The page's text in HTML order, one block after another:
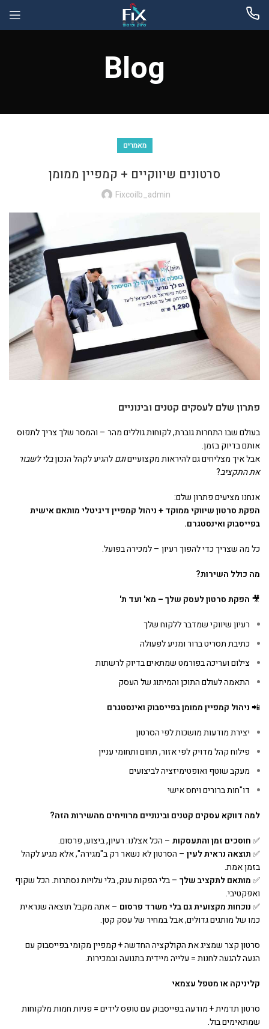
Blog
מאמרים
סרטונים שיווקיים + קמפיין ממומן
Fixcoilb_admin
פתרון שלם לעסקים קטנים ובינוניים
בעולם שבו התחרות גוברת, לקוחות גוללים מהר – והמסר שלך צריך לתפוס
אותם בדיוק בזמן.
אבל איך מצליחים גם להיראות מקצועייםוגםלהגיע לקהל הנכוןבלי לשבור
את התקציב?
אנחנו מציעים פתרון שלם:
הפקת סרטון שיווקי ממוקד + ניהול קמפיין דיגיטלי מותאם אישית
בפייסבוק ואינסטגרם.
כל מה שצריך כדי להפוך רעיון – למכירה בפועל.
מה כולל השירות?
🎥 הפקת סרטון לעסק שלך – מא' ועד ת'
רעיון שיווקי שמדבר ללקוח שלך
כתיבת תסריט ברור ומניע לפעולה
צילום ועריכה בפורמט שמתאים בדיוק לרשתות
התאמה לעולם התוכן והמיתוג של העסק
📲ניהול קמפיין ממומן בפייסבוק ואינסטגרם
יצירת מודעות מושכות לפי הסרטון
פילוח קהל מדויק לפי אזור, תחום ותחומי עניין
מעקב שוטף ואופטימיזציה לביצועים
דו"חות ברורים ויחס אישי
למה דווקא עסקים קטנים ובינוניים מרוויחים מהשירות הזה?
✅חוסכים זמן והתעסקות – הכל אצלנו: רעיון, ביצוע, פרסום.
✅תוצאה נראית לעין – הסרטון לא נשאר רק ב"מגירה", אלא מגיע לקהל
בזמן אמת.
✅מותאם לתקציב שלך – בלי הפקות ענק, בלי עלויות נסתרות. הכל שקוף
ואפקטיבי.
✅נוכחות מקצועית גם בלי משרד פרסום – אתה מקבל תוצאה שנראית
כמו של מותגים גדולים, אבל במחיר של עסק קטן.
סרטון קצר שמציג את הקולקציה החדשה + קמפיין מקומי בפייסבוק עם
הנעה להגעה לחנות = עלייה מיידית בתנועה ובמכירות.
קליניקה או מטפל עצמאי
סרטון תדמית + מודעה בפייסבוק עם טופס לידים = פניות חמות מלקוחות
שמתאימים בול.